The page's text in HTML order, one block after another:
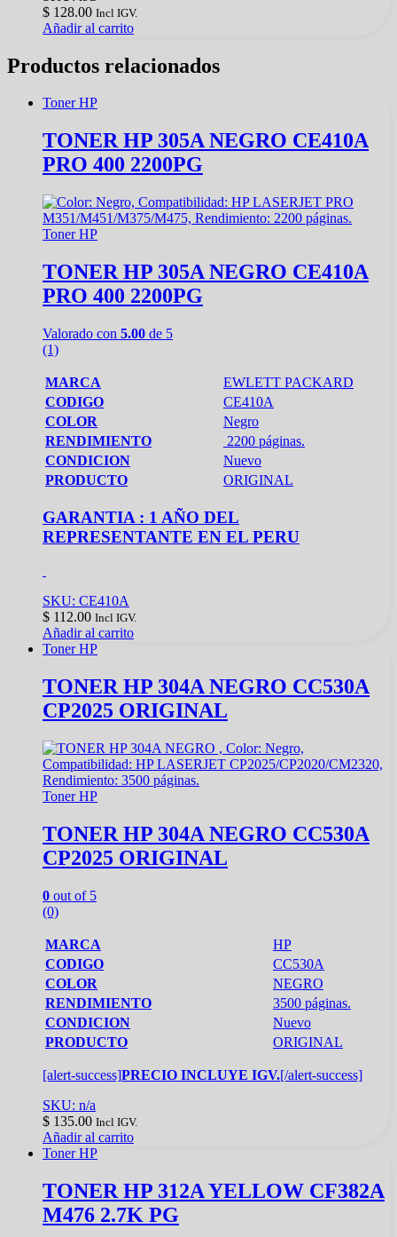
$ 128.00 Incl IGV.
Añadir al carrito
Productos relacionados
Toner HP
TONER HP 305A NEGRO CE410A
PRO 400 2200PG
Toner HP
TONER HP 305A NEGRO CE410A
PRO 400 2200PG
Valorado con 5.00 de 5
(1)
MARCA
EWLETT PACKARD
CODIGO
CE410A
COLOR
Negro
RENDIMIENTO
2200 páginas.
CONDICION
Nuevo
PRODUCTO
ORIGINAL
GARANTIA : 1 AÑO DEL
REPRESENTANTE EN EL PERU
SKU: CE410A
$ 112.00 Incl IGV.
Añadir al carrito
Toner HP
TONER HP 304A NEGRO CC530A
CP2025 ORIGINAL
Toner HP
TONER HP 304A NEGRO CC530A
CP2025 ORIGINAL
0 out of 5
(0)
MARCA
HP
CODIGO
CC530A
COLOR
NEGRO
RENDIMIENTO
3500 páginas.
CONDICION
Nuevo
PRODUCTO
ORIGINAL
[alert-success]PRECIO INCLUYE IGV.[/alert-success]
SKU: n/a
$ 135.00 Incl IGV.
Añadir al carrito
Toner HP
TONER HP 312A YELLOW CF382A
M476 2.7K PG